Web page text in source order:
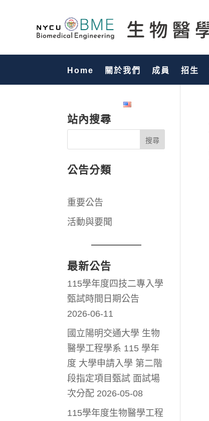
Home 關於我們 成員 招生
站內搜尋
公告分類
重要公告
活動與要聞
最新公告
115學年度四技二專入學
甄試時間日期公告
2026-06-11
國立陽明交通大學 生物
醫學工程學系 115 學年
度 大學申請入學 第二階
段指定項目甄試 面試場
次分配 2026-05-08
115學年度生物醫學工程